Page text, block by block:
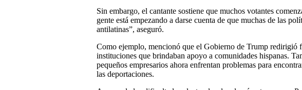
Sin embargo, el cantante sostiene que muchos votantes
gente está empezando a darse cuenta de que muchas de las
antilatinas”, aseguró.
Como ejemplo, mencionó que el Gobierno de Trump redirigió
instituciones que brindaban apoyo a comunidades hispanas.
pequeños empresarios ahora enfrentan problemas para
las deportaciones.